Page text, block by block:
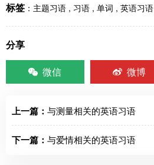
标签 ： 主题习语 , 习语 , 单词 , 英语习语
分享
微信
微博
上一篇： 与测量相关的英语习语
下一篇： 与爱情相关的英语习语